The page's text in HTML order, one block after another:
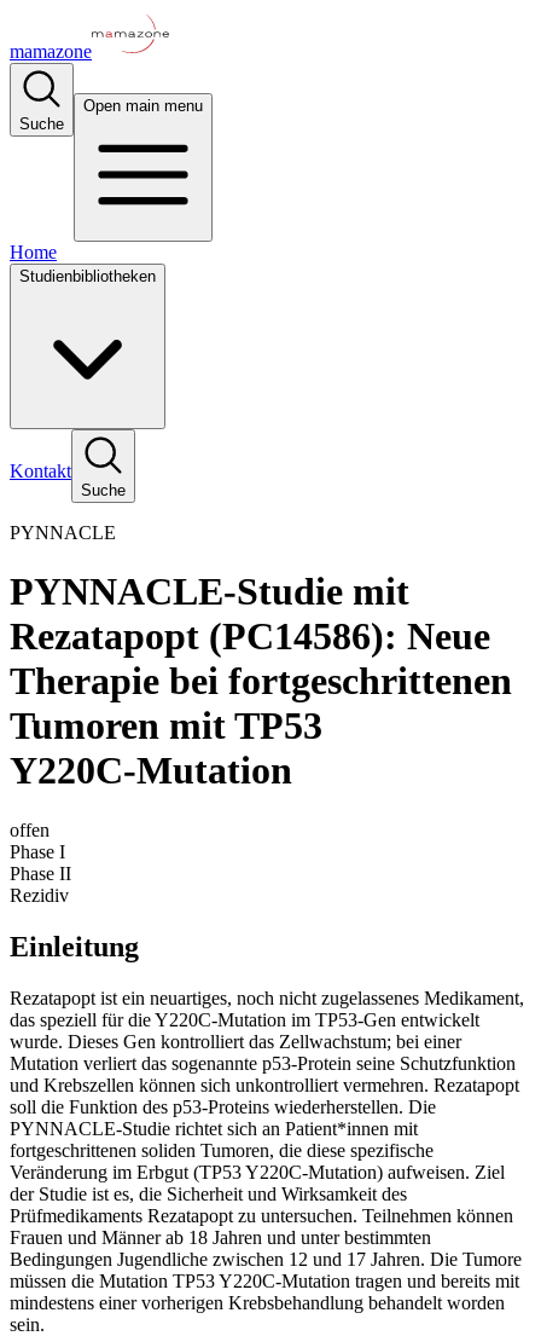
mamazone
Suche
Open main menu
Home
Studienbibliotheken
Kontakt
Suche
PYNNACLE
PYNNACLE‑Studie mit
Rezatapopt (PC14586): Neue
Therapie bei fortgeschrittenen
Tumoren mit TP53
Y220C‑Mutation
offen
Phase I
Phase II
Rezidiv
Einleitung
Rezatapopt ist ein neuartiges, noch nicht zugelassenes Medikament,
das speziell für die Y220C-Mutation im TP53-Gen entwickelt
wurde. Dieses Gen kontrolliert das Zellwachstum; bei einer
Mutation verliert das sogenannte p53-Protein seine Schutzfunktion
und Krebszellen können sich unkontrolliert vermehren. Rezatapopt
soll die Funktion des p53-Proteins wiederherstellen. Die
PYNNACLE-Studie richtet sich an Patient*innen mit
fortgeschrittenen soliden Tumoren, die diese spezifische
Veränderung im Erbgut (TP53 Y220C-Mutation) aufweisen. Ziel
der Studie ist es, die Sicherheit und Wirksamkeit des
Prüfmedikaments Rezatapopt zu untersuchen. Teilnehmen können
Frauen und Männer ab 18 Jahren und unter bestimmten
Bedingungen Jugendliche zwischen 12 und 17 Jahren. Die Tumore
müssen die Mutation TP53 Y220C-Mutation tragen und bereits mit
mindestens einer vorherigen Krebsbehandlung behandelt worden
sein.